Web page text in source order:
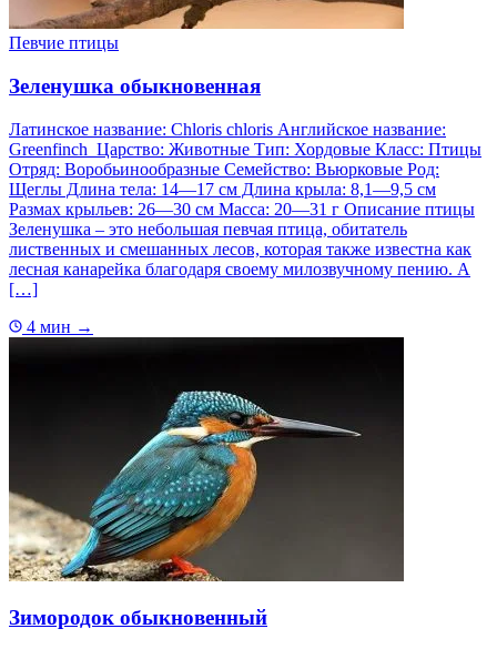
Певчие птицы
Зеленушка обыкновенная
Латинское название: Chloris chloris Английское название:
Greenfinch Царство: Животные Тип: Хордовые Класс: Птицы
Отряд: Воробьинообразные Семейство: Вьюрковые Род:
Щеглы Длина тела: 14—17 см Длина крыла: 8,1—9,5 см
Размах крыльев: 26—30 см Масса: 20—31 г Описание птицы
Зеленушка – это небольшая певчая птица, обитатель
лиственных и смешанных лесов, которая также известна как
лесная канарейка благодаря своему милозвучному пению. А
[…]
4 мин →
Зимородок обыкновенный